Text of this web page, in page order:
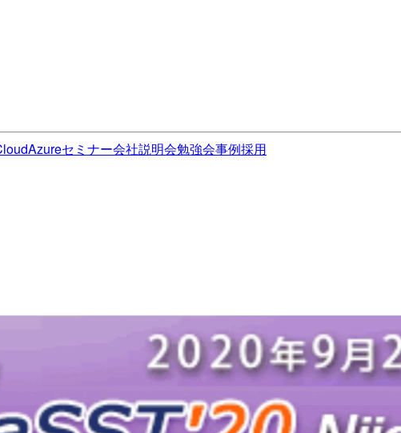
Azureセミナー会社説明会勉強会事例採用